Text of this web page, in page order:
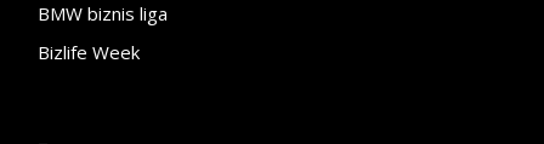
BMW biznis liga
Bizlife Week